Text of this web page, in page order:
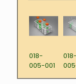
018-
005-001
018-